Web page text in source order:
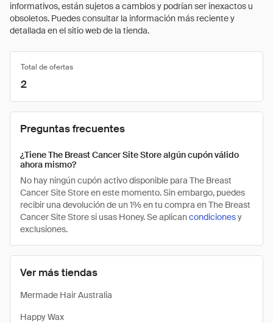
informativos, están sujetos a cambios y podrían ser inexactos u
obsoletos. Puedes consultar la información más reciente y
detallada en el sitio web de la tienda.
Ver más tiendas
Mermade Hair Australia
Happy Wax
Total de ofertas
2
Preguntas frecuentes
¿Tiene The Breast Cancer Site Store algún cupón válido
ahora mismo?
No hay ningún cupón activo disponible para The Breast
Cancer Site Store en este momento. Sin embargo, puedes
recibir una devolución de un 1% en tu compra en The Breast
Cancer Site Store si usas Honey. Se aplicancondicionesy
exclusiones.